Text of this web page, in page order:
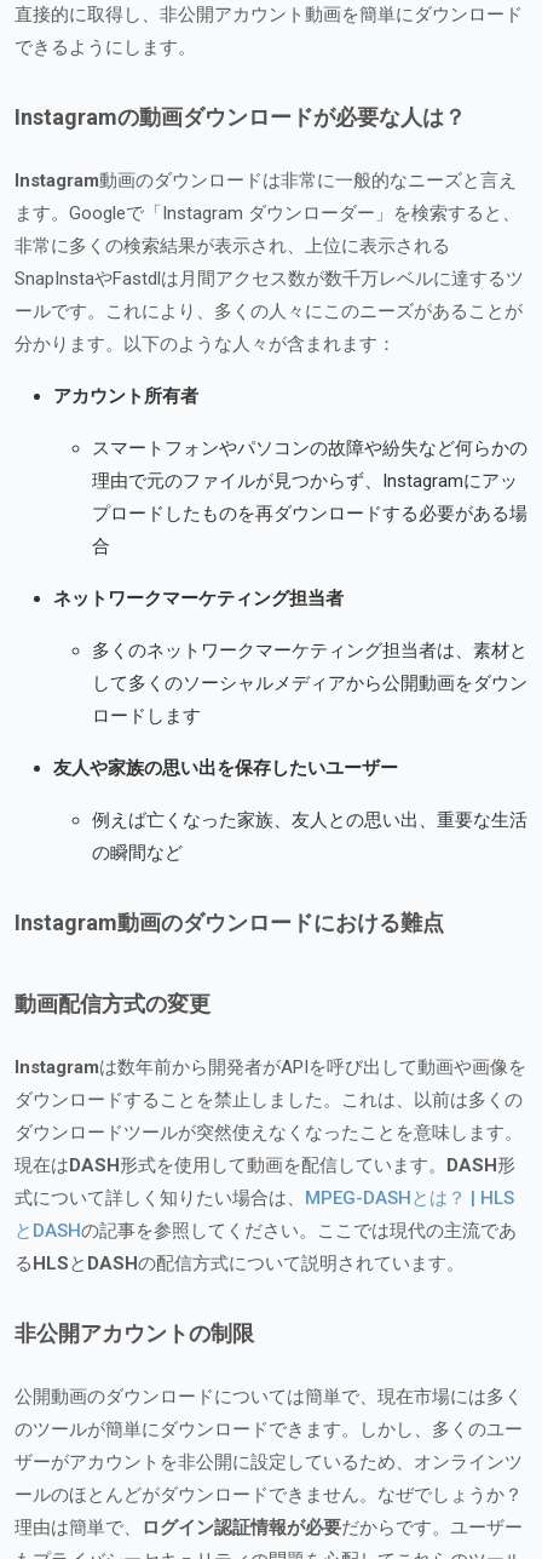
直接的に取得し、非公開アカウント動画を簡単にダウンロード
できるようにします。
Instagramの動画ダウンロードが必要な人は？
Instagram動画のダウンロードは非常に一般的なニーズと言え
ます。Googleで「Instagram ダウンローダー」を検索すると、
非常に多くの検索結果が表示され、上位に表示される
SnapInstaやFastdlは月間アクセス数が数千万レベルに達するツ
ールです。これにより、多くの人々にこのニーズがあることが
分かります。以下のような人々が含まれます：
アカウント所有者
スマートフォンやパソコンの故障や紛失など何らかの
理由で元のファイルが見つからず、Instagramにアッ
プロードしたものを再ダウンロードする必要がある場
合
ネットワークマーケティング担当者
多くのネットワークマーケティング担当者は、素材と
して多くのソーシャルメディアから公開動画をダウン
ロードします
友人や家族の思い出を保存したいユーザー
例えば亡くなった家族、友人との思い出、重要な生活
の瞬間など
Instagram動画のダウンロードにおける難点
動画配信方式の変更
Instagramは数年前から開発者がAPIを呼び出して動画や画像を
ダウンロードすることを禁止しました。これは、以前は多くの
ダウンロードツールが突然使えなくなったことを意味します。
現在はDASH形式を使用して動画を配信しています。 DASH形
式について詳しく知りたい場合は、 MPEG-DASHとは？ | HLS
とDASHの記事を参照してください。ここでは現代の主流であ
るHLSと DASHの配信方式について説明されています。
非公開アカウントの制限
公開動画のダウンロードについては簡単で、現在市場には多く
のツールが簡単にダウンロードできます。しかし、多くのユー
ザーがアカウントを非公開に設定しているため、オンラインツ
ールのほとんどがダウンロードできません。なぜでしょうか？
理由は簡単で、
ログイン認証情報が必要だからです。ユーザー